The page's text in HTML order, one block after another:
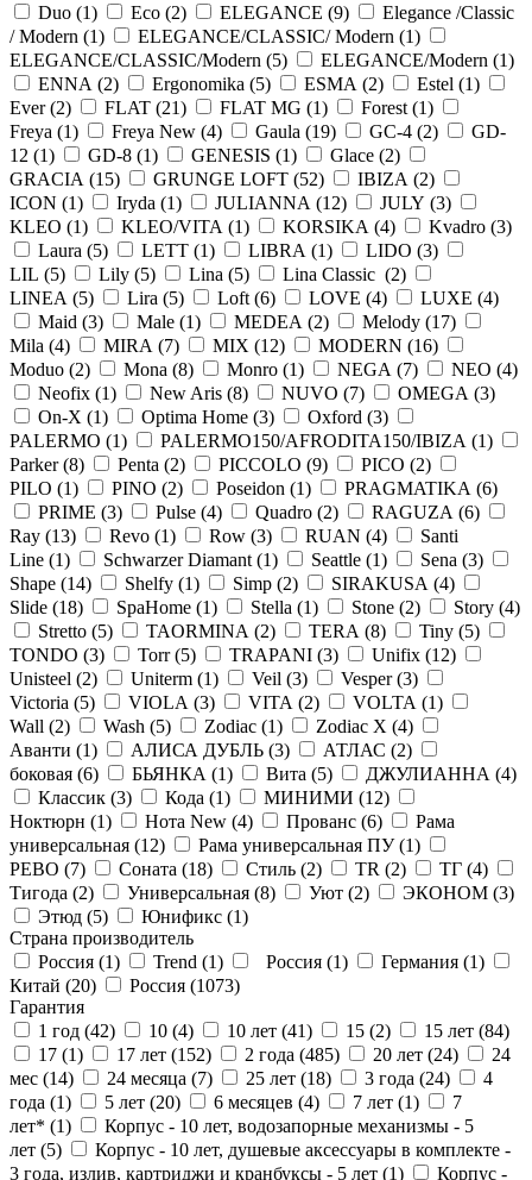
Duo (1) Eco (2) ELEGANCE (9)
Elegance /Classic
/ Modern (1) ELEGANCE/CLASSIC/ Modern (1)
ELEGANCE/CLASSIC/Modern (5) ELEGANCE/Modern (1)
ENNA (2) Ergonomika (5) ESMA (2) Estel (1)
Ever (2) FLAT (21) FLAT MG (1) Forest (1)
Freya (1) Freya New (4) Gaula (19) GC-4 (2)
GD-
12 (1) GD-8 (1) GENESIS (1) Glace (2)
GRACIA (15) GRUNGE LOFT (52) IBIZA (2)
ICON (1) Iryda (1) JULIANNA (12) JULY (3)
KLEO (1) KLEO/VITA (1) KORSIKA (4) Kvadro (3)
Laura (5) LETT (1) LIBRA (1) LIDO (3)
LIL (5) Lily (5) Lina (5) Lina Classic (2)
LINEA (5) Lira (5) Loft (6) LOVE (4) LUXE (4)
Maid (3) Male (1) MEDEA (2) Melody (17)
Mila (4) MIRA (7) MIX (12) MODERN (16)
Moduo (2) Mona (8) Monro (1) NEGA (7) NEO (4)
Neofix (1) New Aris (8) NUVO (7) OMEGA (3)
On-X (1) Optima Home (3) Oxford (3)
PALERMO (1) PALERMO150/AFRODITA150/IBIZA (1)
Parker (8) Penta (2) PICCOLO (9) PICO (2)
PILO (1) PINO (2) Poseidon (1) PRAGMATIKA (6)
PRIME (3) Pulse (4) Quadro (2) RAGUZA (6)
Ray (13) Revo (1) Row (3) RUAN (4)
Santi
Line (1) Schwarzer Diamant (1) Seattle (1) Sena (3)
Shape (14) Shelfy (1) Simp (2) SIRAKUSA (4)
Slide (18) SpaHome (1) Stella (1) Stone (2) Story (4)
Stretto (5) TAORMINA (2) TERA (8) Tiny (5)
TONDO (3) Torr (5) TRAPANI (3) Unifix (12)
Unisteel (2) Uniterm (1) Veil (3) Vesper (3)
Victoria (5) VIOLA (3) VITA (2) VOLTA (1)
Wall (2) Wash (5) Zodiac (1) Zodiac X (4)
Аванти (1) АЛИСА ДУБЛЬ (3) АТЛАС (2)
боковая (6) БЬЯНКА (1) Вита (5) ДЖУЛИАННА (4)
Классик (3) Кода (1) МИНИМИ (12)
Ноктюрн (1) Нота New (4) Прованс (6)
Рама
универсальная (12) Рама универсальная ПУ (1)
РЕВО (7) Соната (18) Стиль (2) ТR (2) ТГ (4)
Тигода (2) Универсальная (8) Уют (2) ЭКОНОМ (3)
Этюд (5) Юнификс (1)
Страна производитель
Россия (1) Trend (1) Россия (1) Германия (1)
Китай (20) Россия (1073)
Гарантия
1 год (42) 10 (4) 10 лет (41) 15 (2) 15 лет (84)
17 (1) 17 лет (152) 2 года (485) 20 лет (24)
24
мес (14) 24 месяца (7) 25 лет (18) 3 года (24)
4
года (1) 5 лет (20) 6 месяцев (4) 7 лет (1)
7
лет* (1)
Корпус - 10 лет, водозапорные механизмы - 5
лет (5)
Корпус - 10 лет, душевые аксессуары в комплекте -
3 года, излив, картриджи и кранбуксы - 5 лет (1) Корпус -